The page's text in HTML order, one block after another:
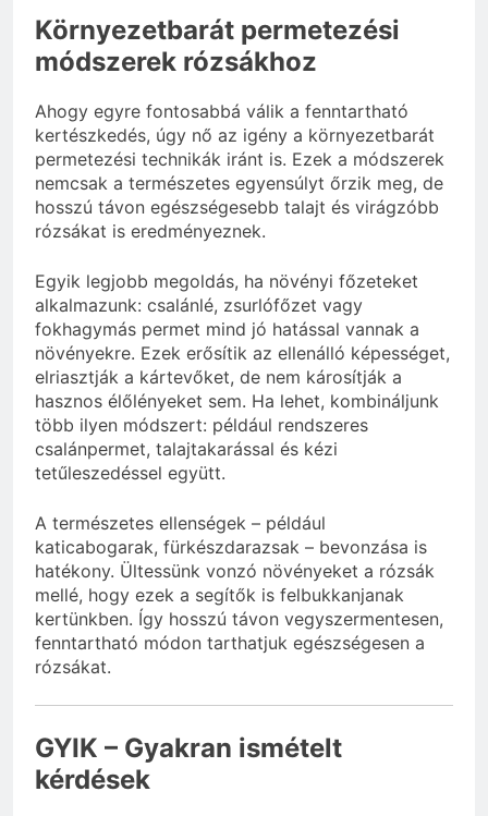
Környezetbarát permetezési
módszerek rózsákhoz
Ahogy egyre fontosabbá válik a fenntartható
kertészkedés, úgy nő az igény a környezetbarát
permetezési technikák iránt is. Ezek a módszerek
nemcsak a természetes egyensúlyt őrzik meg, de
hosszú távon egészségesebb talajt és virágzóbb
rózsákat is eredményeznek.
Egyik legjobb megoldás, ha növényi főzeteket
alkalmazunk: csalánlé, zsurlófőzet vagy
fokhagymás permet mind jó hatással vannak a
növényekre. Ezek erősítik az ellenálló képességet,
elriasztják a kártevőket, de nem károsítják a
hasznos élőlényeket sem. Ha lehet, kombináljunk
több ilyen módszert: például rendszeres
csalánpermet, talajtakarással és kézi
tetűleszedéssel együtt.
A természetes ellenségek – például
katicabogarak, fürkészdarazsak – bevonzása is
hatékony. Ültessünk vonzó növényeket a rózsák
mellé, hogy ezek a segítők is felbukkanjanak
kertünkben. Így hosszú távon vegyszermentesen,
fenntartható módon tarthatjuk egészségesen a
rózsákat.
GYIK – Gyakran ismételt
kérdések